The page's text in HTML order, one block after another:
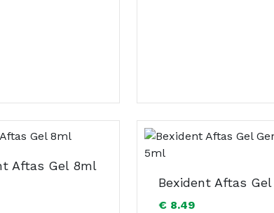
Aftas Gel 8ml
€ 8.49